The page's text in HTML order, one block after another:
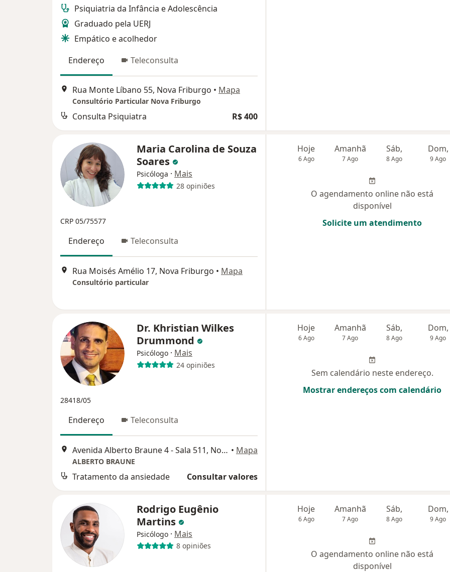
Psiquiatria da Infância e Adolescência
Graduado pela UERJ
Empático e acolhedor
Endereço
Teleconsulta
Rua Monte Líbano 55, Nova Friburgo • Mapa
Consultório Particular Nova Friburgo
Consulta Psiquiatra R$ 400
Maria Carolina de Souza
Soares
Psicóloga · Mais
28 opiniões
CRP 05/75577
Endereço Teleconsulta
Rua Moisés Amélio 17, Nova Friburgo • Mapa
Consultório particular
Hoje
6 Ago
Amanhã
7 Ago
Sáb,
8 Ago
Dom,
9 Ago
O agendamento online não está
disponível
Solicite um atendimento
Dr. Khristian Wilkes
Drummond
Psicólogo · Mais
24 opiniões
28418/05
Endereço Teleconsulta
Avenida Alberto Braune 4 - Sala 511, Nova Friburgo • Mapa
ALBERTO BRAUNE
Tratamento da ansiedade Consultar valores
Hoje
6 Ago
Amanhã
7 Ago
Sáb,
8 Ago
Dom,
9 Ago
Sem calendário neste endereço.
Mostrar endereços com calendário
Rodrigo Eugênio
Martins
Psicólogo · Mais
8 opiniões
Hoje
6 Ago
Amanhã
7 Ago
Sáb,
8 Ago
Dom,
9 Ago
O agendamento online não está
disponível